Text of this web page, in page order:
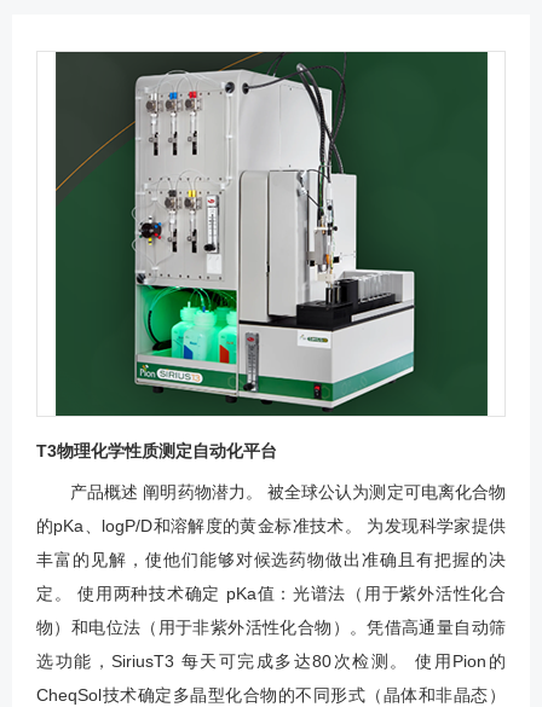
T3物理化学性质测定自动化平台
产品概述 阐明药物潜力。 被全球公认为测定可电离化合物
的pKa、logP/D和溶解度的黄金标准技术。 为发现科学家提供
丰富的见解，使他们能够对候选药物做出准确且有把握的决
定。 使用两种技术确定 pKa值：光谱法（用于紫外活性化合
物）和电位法（用于非紫外活性化合物）。凭借高通量自动筛
选功能，SiriusT3 每天可完成多达80次检测。 使用Pion的
CheqSol技术确定多晶型化合物的不同形式（晶体和非晶态）